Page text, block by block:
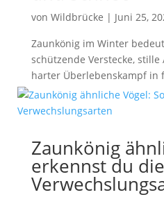
von Wildbrücke | Juni 25,
Zaunkönig im Winter
schützende Verstecke,
harter Überlebenskampf in
Zaunkönig
erkennst du